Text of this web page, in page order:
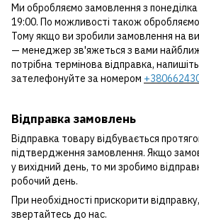
Ми обробляємо замовлення з
19:00. По можливості також
Тому якщо ви зробили замовлення на
— менеджер зв'яжеться з вами
потрібна термінова відправка,
зателефонуйте за номером
Відправка замовлень
Відправка товару відбувається
підтвердження замовлення. Якщо
у вихідний день, то ми зробимо
робочий день.
При необхідності прискорити
звертайтесь до нас.